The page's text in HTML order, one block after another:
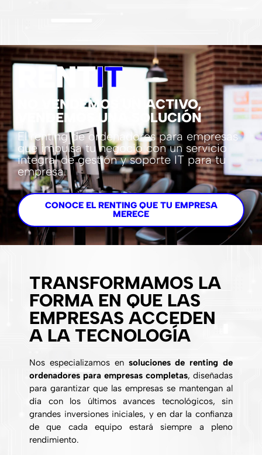
RENTIT
NO VENDEMOS UN ACTIVO,
VENDEMOS UNA SOLUCIÓN
El renting de ordenadores para empresas
que impulsa tu negocio con un servicio
integral de gestión y soporte IT para tu
empresa.
CONOCE EL RENTING QUE TU EMPRESA
MERECE
TRANSFORMAMOS LA
FORMA EN QUE LAS
EMPRESAS ACCEDEN
A LA TECNOLOGÍA
Nos especializamos en soluciones de renting de
ordenadores para empresas completas, diseñadas
para garantizar que las empresas se mantengan al
día con los últimos avances tecnológicos, sin
grandes inversiones iniciales, y en dar la confianza
de que cada equipo estará siempre a pleno
rendimiento.